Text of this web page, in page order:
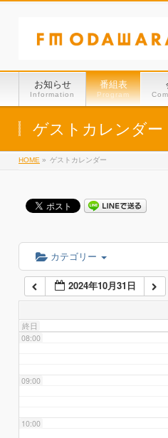
お知らせ
Information
番組表
Program
ゲストカレンダー
HOME » ゲストカレンダー
カテゴリー
2024年10月31日
終日
01:00
02:00
03:00
04:00
05:00
06:00
07:00
08:00
09:00
10:00